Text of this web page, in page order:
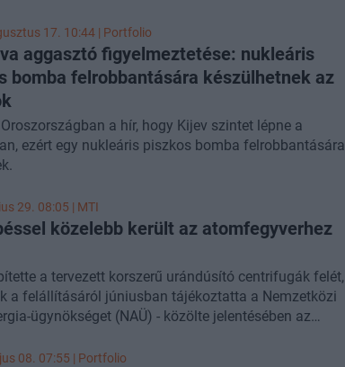
17. 10:44 | Portfolio
aggasztó figyelmeztetése: nukleáris
bomba felrobbantására készülhetnek az
a hír, hogy Kijev szintet lépne a
ezért egy nukleáris piszkos bomba felrobbantására
29. 08:05 | MTI
közelebb került az atomfegyverhez
a tervezett korszerű urándúsító centrifugák felét,
a felállításáról júniusban tájékoztatta a Nemzetközi
ügynökséget (NAÜ) - közölte jelentésében az
08. 07:55 | Portfolio